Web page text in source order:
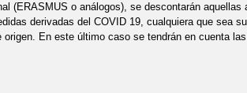
(ERASMUS o análogos), se descontarán
derivadas del COVID 19, cualquiera que sea
En este último caso se tendrán en cuenta